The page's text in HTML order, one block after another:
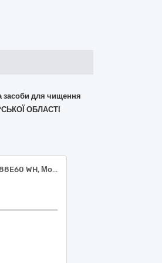
засоби для чищення
ОБЛАСТІ
Холодильник ELEYUS MRNW2188E60 WH, Морозильна скриня Gorenje FH30EAW